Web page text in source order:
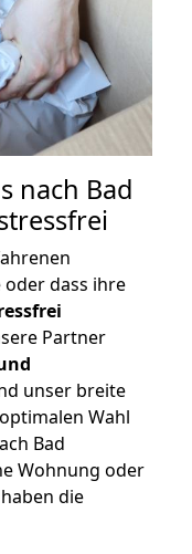
nach Bad
dass ihre
Partner
unser breite
Wahl
Bad
Wohnung oder
die